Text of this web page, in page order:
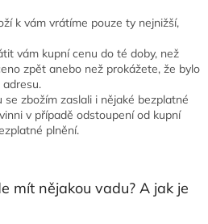
k vám vrátíme pouze ty nejnižší,
vám kupní cenu do té doby, než
zpět anebo než prokážete, že bylo
se zbožím zaslali i nějaké bezplatné
v případě odstoupení od kupní
plnění.
mít nějakou vadu? A jak je